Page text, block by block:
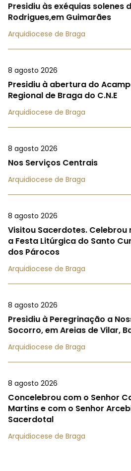
Presidiu às exéquias solenes
Rodrigues,em Guimarães
Arquidiocese de Braga
8 agosto 2026
Presidiu à abertura do
Regional de Braga do C.N.E
Arquidiocese de Braga
8 agosto 2026
Nos Serviços Centrais
Arquidiocese de Braga
8 agosto 2026
Visitou Sacerdotes.
a Festa Litúrgica do Santo
dos Párocos
Arquidiocese de Braga
8 agosto 2026
Presidiu à Peregrinação a
Socorro, em Areias de Vilar,
Arquidiocese de Braga
8 agosto 2026
Concelebrou com o Senhor
Martins e com o Senhor
Sacerdotal
Arquidiocese de Braga